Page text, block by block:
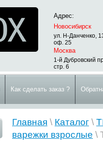
Адрес:
Новосибирск
ул. Н-Данченко,
оф. 25
Москва
1-й Дубровский
стр. 6
Как сделать заказ ?
Главная \ Каталог \
варежки взрослые \